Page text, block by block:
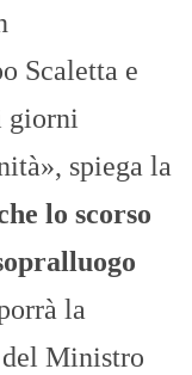
Scaletta e
giorni
spiega la
lo scorso
la
Ministro